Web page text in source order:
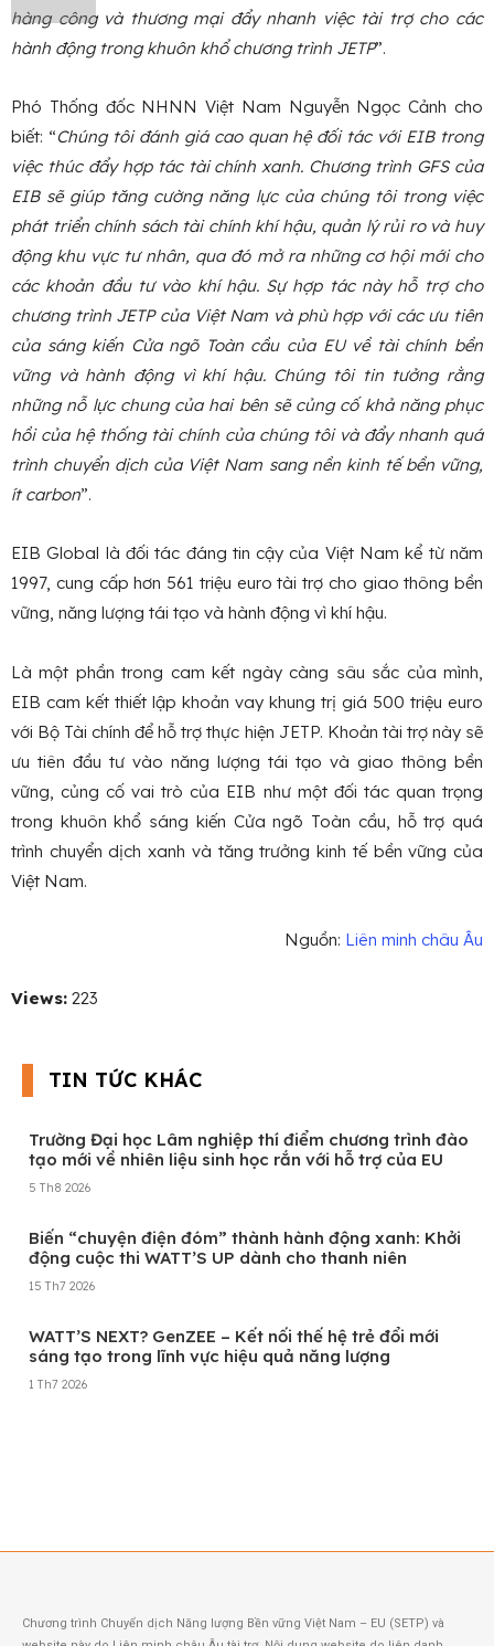
hàng công và thương mại đẩy nhanh việc tài trợ cho các
hành động trong khuôn khổ chương trình JETP”.
Phó Thống đốc NHNN Việt Nam Nguyễn Ngọc Cảnh cho
biết: “Chúng tôi đánh giá cao quan hệ đối tác với EIB trong
việc thúc đẩy hợp tác tài chính xanh. Chương trình GFS của
EIB sẽ giúp tăng cường năng lực của chúng tôi trong việc
phát triển chính sách tài chính khí hậu, quản lý rủi ro và huy
động khu vực tư nhân, qua đó mở ra những cơ hội mới cho
các khoản đầu tư vào khí hậu. Sự hợp tác này hỗ trợ cho
chương trình JETP của Việt Nam và phù hợp với các ưu tiên
của sáng kiến Cửa ngõ Toàn cầu của EU về tài chính bền
vững và hành động vì khí hậu. Chúng tôi tin tưởng rằng
những nỗ lực chung của hai bên sẽ củng cố khả năng phục
hồi của hệ thống tài chính của chúng tôi và đẩy nhanh quá
trình chuyển dịch của Việt Nam sang nền kinh tế bền vững,
ít carbon”.
EIB Global là đối tác đáng tin cậy của Việt Nam kể từ năm
1997, cung cấp hơn 561 triệu euro tài trợ cho giao thông bền
vững, năng lượng tái tạo và hành động vì khí hậu.
Là một phần trong cam kết ngày càng sâu sắc của mình,
EIB cam kết thiết lập khoản vay khung trị giá 500 triệu euro
với Bộ Tài chính để hỗ trợ thực hiện JETP. Khoản tài trợ này sẽ
ưu tiên đầu tư vào năng lượng tái tạo và giao thông bền
vững, củng cố vai trò của EIB như một đối tác quan trọng
trong khuôn khổ sáng kiến Cửa ngõ Toàn cầu, hỗ trợ quá
trình chuyển dịch xanh và tăng trưởng kinh tế bền vững của
Việt Nam.
Nguồn: Liên minh châu Âu
Views: 223
TIN TỨC KHÁC
Trường Đại học Lâm nghiệp thí điểm chương trình đào
tạo mới về nhiên liệu sinh học rắn với hỗ trợ của EU
5 Th8 2026
Biến “chuyện điện đóm” thành hành động xanh: Khởi
động cuộc thi WATT’S UP dành cho thanh niên
15 Th7 2026
WATT’S NEXT? GenZEE – Kết nối thế hệ trẻ đổi mới
sáng tạo trong lĩnh vực hiệu quả năng lượng
1 Th7 2026
Chương trình Chuyển dịch Năng lượng Bền vững Việt Nam – EU (SETP) và